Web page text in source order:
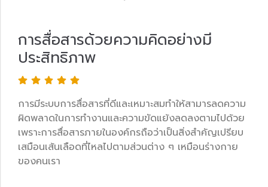
การสื่อสารด้วยความคิดอย่างมี
ประสิทธิภาพ
การมีระบบการสื่อสารที่ดีและเหมาะสมทำให้สามารลดความ
ผิดพลาดในการทำงานและความขัดแย้งลดลงตามไปด้วย
เพราะการสื่อสารภายในองค์กรถือว่าเป็นสิ่งสำคัญเปรียบ
เสมือนเส้นเลือดที่ไหลไปตามส่วนต่าง ๆ เหมือนร่างกาย
ของคนเรา